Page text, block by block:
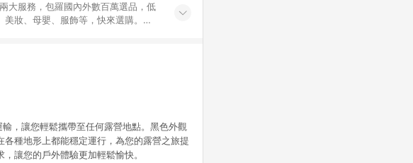
大服務，包羅國內外數百萬選品，低
妝、母嬰、服飾等，快來選購。
，讓您輕鬆攜帶至任何露營地點。黑色外觀
種地形上都能穩定運行，為您的露營之旅提
讓您的戶外體驗更加輕鬆愉快。